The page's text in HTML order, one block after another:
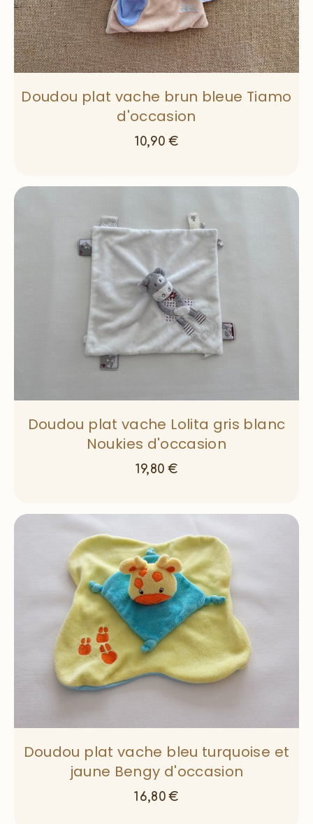
Doudou plat vache brun bleue Tiamo
d'occasion
10,90 €
Doudou plat vache Lolita gris blanc
Noukies d'occasion
19,80 €
Doudou plat vache bleu turquoise et
jaune Bengy d'occasion
16,80 €